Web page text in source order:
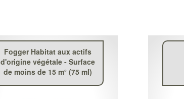
Fogger Habitat aux actifs
d'origine végétale - Surface
de moins de 15 m² (75 ml)